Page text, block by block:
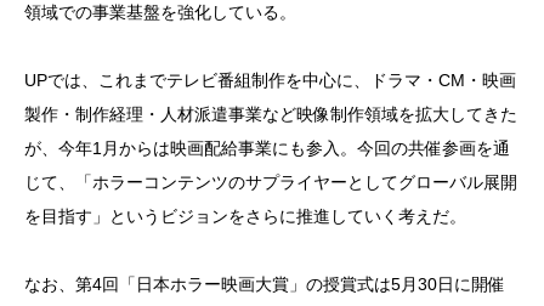
領域での事業基盤を強化している。
UPでは、これまでテレビ番組制作を中心に、ドラマ・CM・映画
製作・制作経理・人材派遣事業など映像制作領域を拡大してきた
が、今年1月からは映画配給事業にも参入。今回の共催参画を通
じて、「ホラーコンテンツのサプライヤーとしてグローバル展開
を目指す」というビジョンをさらに推進していく考えだ。
なお、第4回「日本ホラー映画大賞」の授賞式は5月30日に開催